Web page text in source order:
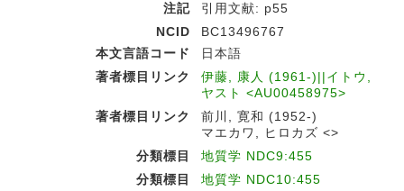
注記
引用文献: p55
NCID
BC13496767
本文言語コード
日本語
著者標目リンク
伊藤, 康人 (1961-)||イトウ,
ヤスト <AU00458975>
著者標目リンク
前川, 寛和 (1952-)
マエカワ, ヒロカズ <>
分類標目
地質学 NDC9:455
分類標目
地質学 NDC10:455